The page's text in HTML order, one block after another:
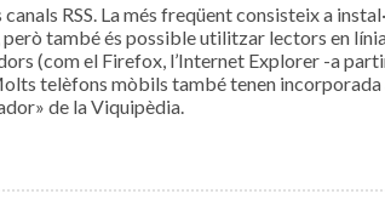
RSS. La més freqüent consisteix a
també és possible utilitzar lectors en
(com el Firefox, l’Internet Explorer -a
telèfons mòbils també tenen incorporada
de la Viquipèdia.